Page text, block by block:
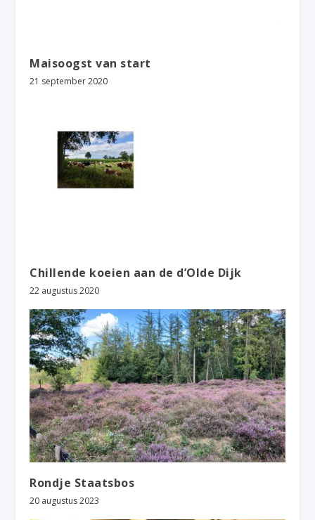
Maisoogst van start
21 september 2020
Chillende koeien aan de d’Olde Dijk
22 augustus 2020
Rondje Staatsbos
20 augustus 2023